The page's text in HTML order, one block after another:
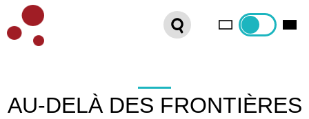
CONTACT
AU-DELÀ DES FRONTIÈRES